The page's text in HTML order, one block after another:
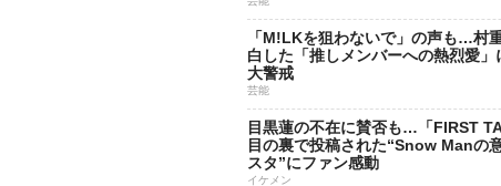
「M!LKを狙わないで」の声も…村
白した「推しメンバーへの熱烈愛」
大警戒
芸能
目黒蓮の不在に賛否も…「FIRST
目の裏で投稿された“Snow Manの
スタ”にファン感動
イケメン